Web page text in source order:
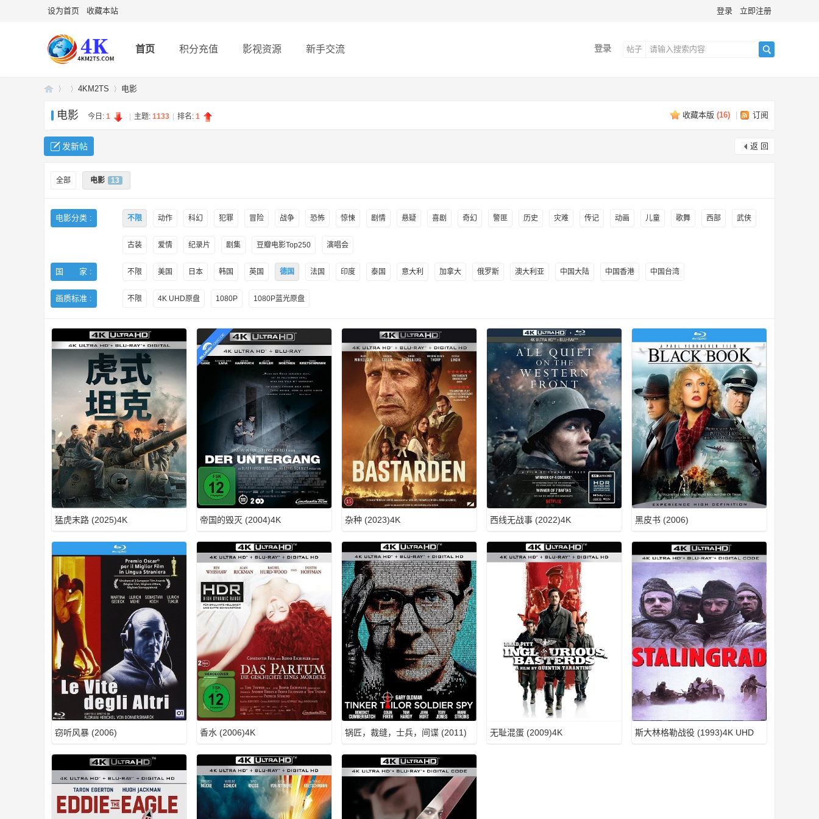
设为首页 收藏本站 登录 立即注册
首页 积分充值 影视资源 新手交流 登录
帖子
索
4K» ›
4KM2TS 电影
收藏本版 (16) 订阅
电影 今日: 1 主题: 1133 排名: 1
返 回
发新帖
全部 电影 13
电影分类 : 不限 动作 科幻 犯罪 冒险 战争 恐怖 惊悚 剧情 悬疑 喜剧 奇幻 警匪 历史 灾难 传记 动画 儿童 歌舞 西部 武侠
古装 爱情 纪录片 剧集 豆瓣电影Top250 演唱会
国 家 : 不限 美国 日本 韩国 英国 德国 法国 印度 泰国 意大利 加拿大 俄罗斯 澳大利亚 中国大陆 中国香港 中国台湾
画质标准 : 不限 4K UHD原盘 1080P 1080P蓝光原盘
猛虎末路 (2025)4K 帝国的毁灭 (2004)4K 杂种 (2023)4K 西线无战事 (2022)4K 黑皮书 (2006)
窃听风暴 (2006) 香水 (2006)4K 锅匠，裁缝，士兵，间谍 (2011) 无耻混蛋 (2009)4K 斯大林格勒战役 (1993)4K UHD